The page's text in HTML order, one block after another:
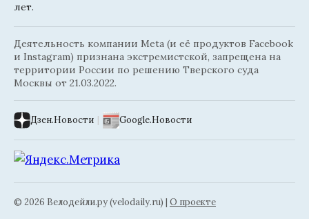
лет.
Деятельность компании Meta (и её продуктов Facebook
и Instagram) признана экстремистской, запрещена на
территории России по решению Тверского суда
Москвы от 21.03.2022.
Дзен.Новости | Google.Новости
© 2026 Велодейли.ру (velodaily.ru) | О проекте